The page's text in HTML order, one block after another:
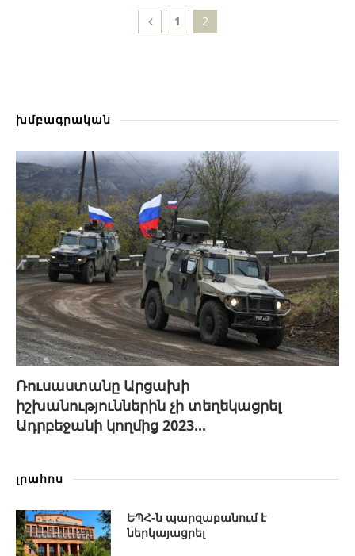
1 2
խմբագրական
Ռուսաստանը Արցախի
իշխանություններին չի տեղեկացրել
Ադրբեջանի կողմից 2023...
լրահոս
ԵՊՀ-ն պարզաբանում է
ներկայացրել